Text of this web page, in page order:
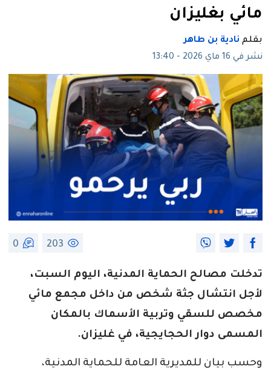
مائي بغليزان
بقلم نادية بن طاهر
نشر في 16 ماي 2026 - 13:40
203
0
تدخلت مصالح الحماية المدنية، اليوم السبت،
لأجل انتشال جثة شخص من داخل مجمع مائي
مخصص للسقي وتربية الأسماك بالمكان
المسمى دوار الحجايجية، في غليزان.
وحسب بيان للمديرية العامة للحماية المدنية،